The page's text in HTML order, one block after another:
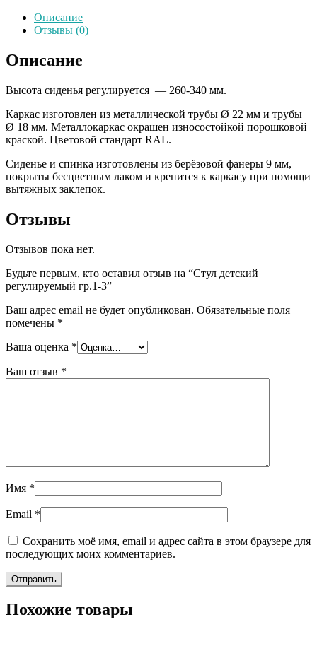
Описание
Отзывы (0)
Описание
Высота сиденья регулируется — 260-340 мм.
Каркас изготовлен из металлической трубы Ø 22 мм и трубы
Ø 18 мм. Металлокаркас окрашен износостойкой порошковой
краской. Цветовой стандарт RAL.
Сиденье и спинка изготовлены из берёзовой фанеры 9 мм,
покрыты бесцветным лаком и крепится к каркасу при помощи
вытяжных заклепок.
Отзывы
Отзывов пока нет.
Будьте первым, кто оставил отзыв на “Стул детский
регулируемый гр.1-3”
Ваш адрес email не будет опубликован. Обязательные поля
помечены *
Ваша оценка *
Ваш отзыв *
Имя *
Email *
Сохранить моё имя, email и адрес сайта в этом браузере для
последующих моих комментариев.
Похожие товары